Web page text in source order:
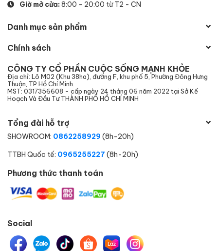
Giờ mở cửa: 8:00 - 20:00 từ T2 - CN
Danh mục sản phẩm
Chính sách
CÔNG TY CỔ PHẦN CUỘC SỐNG MẠNH KHỎE
Địa chỉ: Lô M02 (Khu 38ha), đường F, khu phố 5, Phường Đông Hưng
Thuận, TP Hồ Chí Minh.
MST: 0317356608 - cấp ngày 24 tháng 06 năm 2022 tại Sở Kế
Hoạch Và Đầu Tư THÀNH PHỐ HỒ CHÍ MINH
Tổng đài hỗ trợ
SHOWROOM: 0862258929 (8h-20h)
TTBH Quốc tế: 0965255227 (8h-20h)
Phương thức thanh toán
Social